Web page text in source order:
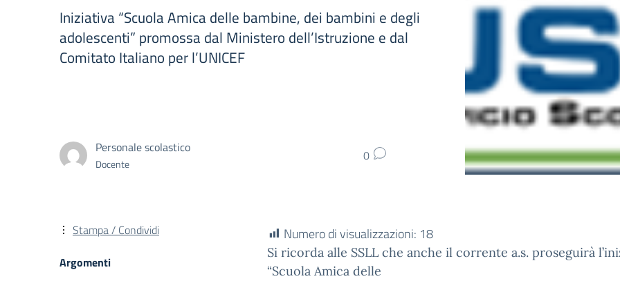
Iniziativa “Scuola Amica delle bambine, dei bambini e degli
adolescenti” promossa dal Ministero dell’Istruzione e dal
Comitato Italiano per l’UNICEF
Personale scolastico
Docente 0
Numero di visualizzazioni: 18
Si ricorda alle SSLL che anche il corrente a.s. proseguirà
“Scuola Amica delle
Stampa / Condividi
Argomenti